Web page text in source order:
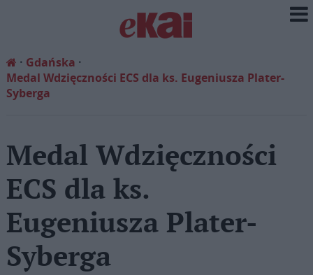
Gdańska
Medal Wdzięczności ECS dla ks. Eugeniusza Plater-
Syberga
Medal Wdzięczności
ECS dla ks.
Eugeniusza Plater-
Syberga